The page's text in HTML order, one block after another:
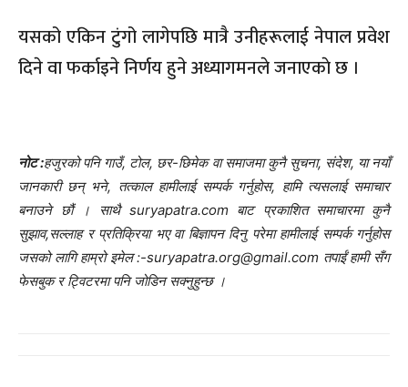
यसको एकिन टुंगो लागेपछि मात्रै उनीहरूलाई नेपाल प्रवेश
दिने वा फर्काइने निर्णय हुने अध्यागमनले जनाएकाे छ ।
नोट :हजुरको पनि गाउँ, टोल, छर-छिमेक वा समाजमा कुनै सुचना, संदेश, या नयाँ
जानकारी छन् भने, तत्काल हामीलाई सम्पर्क गर्नुहोस, हामि त्यसलाई समाचार
बनाउने छौं । साथै suryapatra.com बाट प्रकाशित समाचारमा कुनै
सुझाव,सल्लाह र प्रतिक्रिया भए वा बिज्ञापन दिनु परेमा हामीलाई सम्पर्क गर्नुहोस
जसको लागि हाम्रो इमेल :-suryapatra.org@gmail.com तपाईं हामी सँग
फेसबुक र ट्विटरमा पनि जोडिन सक्नुहुन्छ ।